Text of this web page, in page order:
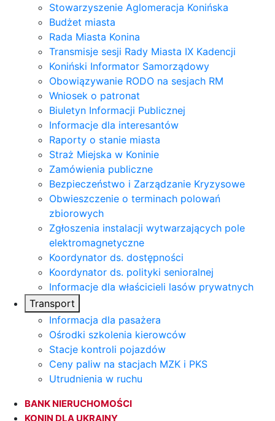
Stowarzyszenie Aglomeracja Konińska
Budżet miasta
Rada Miasta Konina
Transmisje sesji Rady Miasta IX Kadencji
Koniński Informator Samorządowy
Obowiązywanie RODO na sesjach RM
Wniosek o patronat
Biuletyn Informacji Publicznej
Informacje dla interesantów
Raporty o stanie miasta
Straż Miejska w Koninie
Zamówienia publiczne
Bezpieczeństwo i Zarządzanie Kryzysowe
Obwieszczenie o terminach polowań
zbiorowych
Zgłoszenia instalacji wytwarzających pole
elektromagnetyczne
Koordynator ds. dostępności
Koordynator ds. polityki senioralnej
Informacje dla właścicieli lasów prywatnych
Transport
Informacja dla pasażera
Ośrodki szkolenia kierowców
Stacje kontroli pojazdów
Ceny paliw na stacjach MZK i PKS
Utrudnienia w ruchu
BANK NIERUCHOMOŚCI
KONIN DLA UKRAINY